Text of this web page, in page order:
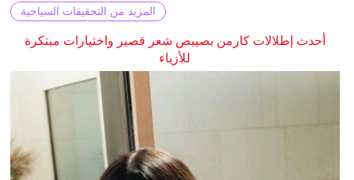
المزيد من التحقيقات السياحية
أحدث إطلالات كارمن بصيبص شعر قصير واختيارات مبتكرة
للأزياء